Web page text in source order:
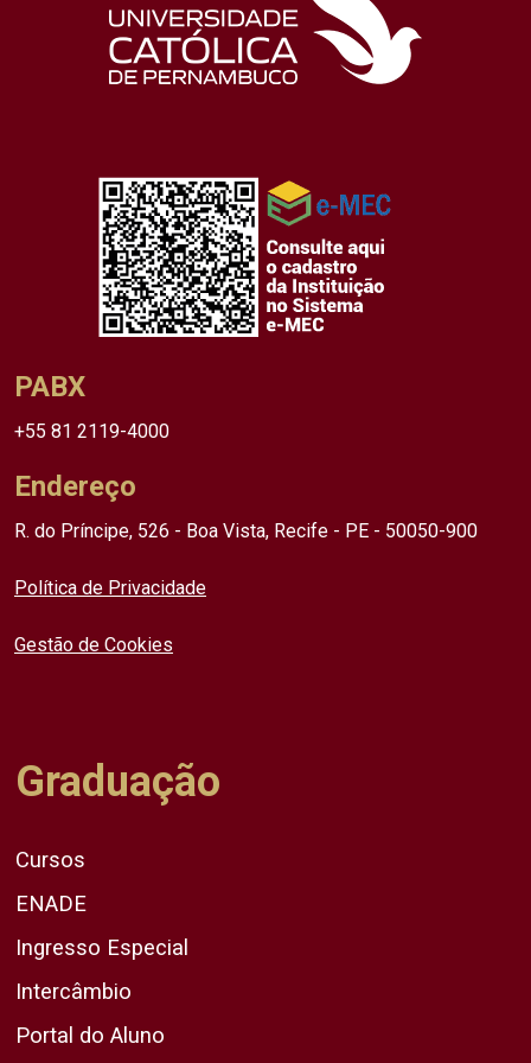
PABX
+55 81 2119-4000
Endereço
R. do Príncipe, 526 - Boa Vista, Recife - PE - 50050-900
Política de Privacidade
Gestão de Cookies
Graduação
Cursos
ENADE
Ingresso Especial
Intercâmbio
Portal do Aluno